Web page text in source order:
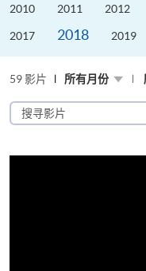
2010 2011 2012
2017 2018 2019
59 影片 所有月份
搜
寻
片